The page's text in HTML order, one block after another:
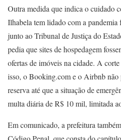
Outra medida que indica o cuidado
Ilhabela tem lidado com a
junto ao Tribunal de Justiça do
pedia que sites de hospedagem
ofertas de imóveis na cidade. A
isso, o Booking.com e o Airbnb não
reserva até que a situação de
multa diária de R$ 10 mil, limitada
Em comunicado, a prefeitura